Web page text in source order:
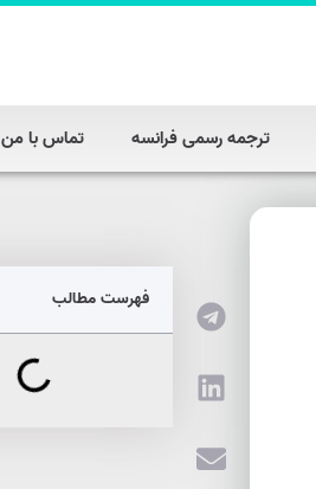
ترجمه رسمی فرانسه تماس با من
فهرست مطالب